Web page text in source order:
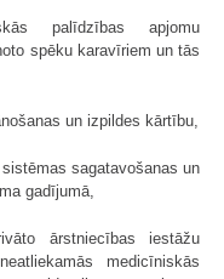
palīdzības apjomu
spēku karavīriem un tās
un izpildes kārtību,
sagatavošanas un
gadījumā,
ārstniecības iestāžu
medicīniskās